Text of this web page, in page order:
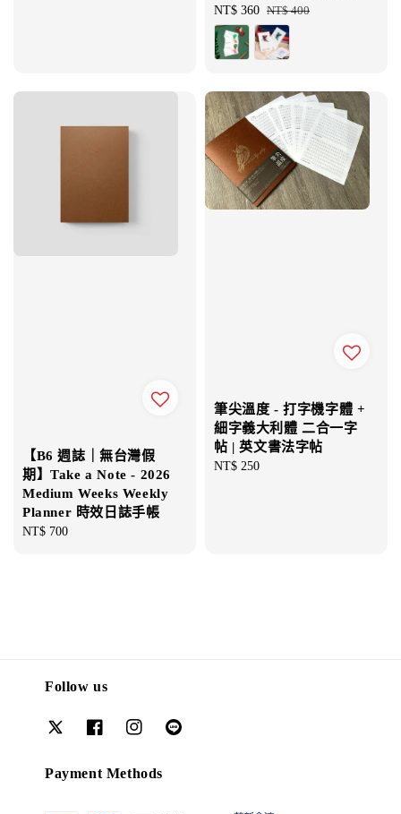
Sale
price
NT$ 360 Regular
price
NT$ 400
【B6 週誌｜無台灣假
期】Take a Note - 2026
Medium Weeks Weekly
Planner 時效日誌手帳
Regular
NT$ 700
筆尖溫度 - 打字機字體 +
細字義大利體 二合一字
帖 | 英文書法字帖
Regular
NT$ 250
Follow us
Payment Methods